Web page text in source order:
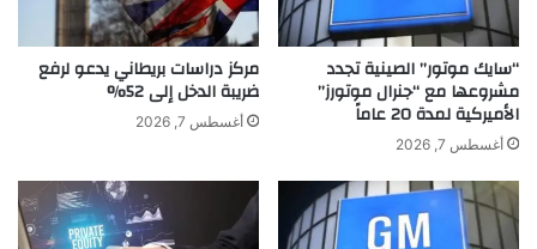
ي
م
ج
ا
ل
د
د
ي
ح
ف
ل
ع
ي
م
ل
“سايك موتور” الصينية تجدد
مشروعها مع “جنرال موتورز”
الأميركية لمدة 20 عاماً
أغسطس 7, 2026
مركز دراسات بريطاني يدعو لرفع
ضريبة الدخل إلى 52%
أغسطس 7, 2026